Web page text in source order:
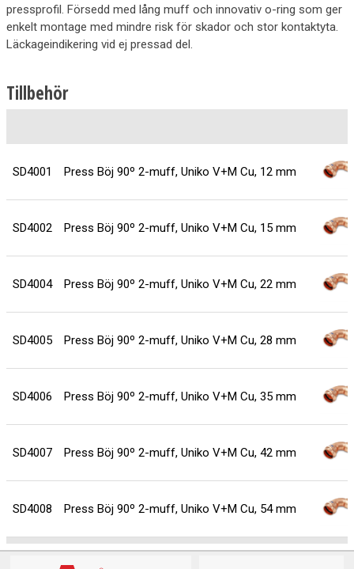
pressprofil. Försedd med lång muff och innovativ o-ring som ger
enkelt montage med mindre risk för skador och stor kontaktyta.
Läckageindikering vid ej pressad del.
Tillbehör
SD4001 Press Böj 90º 2-muff, Uniko V+M Cu, 12 mm
SD4002 Press Böj 90º 2-muff, Uniko V+M Cu, 15 mm
SD4004 Press Böj 90º 2-muff, Uniko V+M Cu, 22 mm
SD4005 Press Böj 90º 2-muff, Uniko V+M Cu, 28 mm
SD4006 Press Böj 90º 2-muff, Uniko V+M Cu, 35 mm
SD4007 Press Böj 90º 2-muff, Uniko V+M Cu, 42 mm
SD4008 Press Böj 90º 2-muff, Uniko V+M Cu, 54 mm